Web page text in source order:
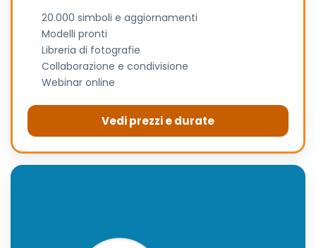
20.000 simboli e aggiornamenti
Modelli pronti
Libreria di fotografie
Collaborazione e condivisione
Webinar online
Vedi prezzi e durate